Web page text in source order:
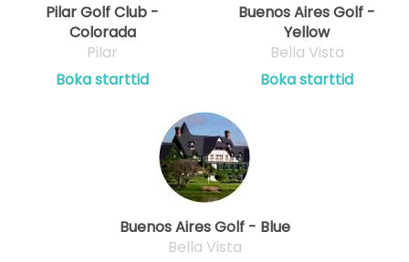
Pilar Golf Club -
Colorada
Pilar
Boka starttid
Buenos Aires Golf -
Yellow
Bella Vista
Boka starttid
Buenos Aires Golf - Blue
Bella Vista